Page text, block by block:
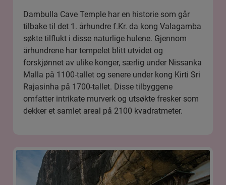
Dambulla Cave Temple har en historie som går
tilbake til det 1. århundre f.Kr. da kong Valagamba
søkte tilflukt i disse naturlige hulene. Gjennom
århundrene har tempelet blitt utvidet og
forskjønnet av ulike konger, særlig under Nissanka
Malla på 1100-tallet og senere under kong Kirti Sri
Rajasinha på 1700-tallet. Disse tilbyggene
omfatter intrikate murverk og utsøkte fresker som
dekker et samlet areal på 2100 kvadratmeter.